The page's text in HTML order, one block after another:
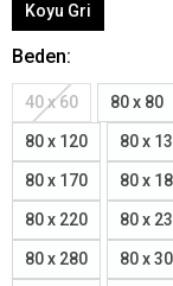
Koyu Gri
Beden:
40 x 60 80 x 80
80 x 120 80 x
80 x 170 80 x
80 x 220 80 x
80 x 280 80 x